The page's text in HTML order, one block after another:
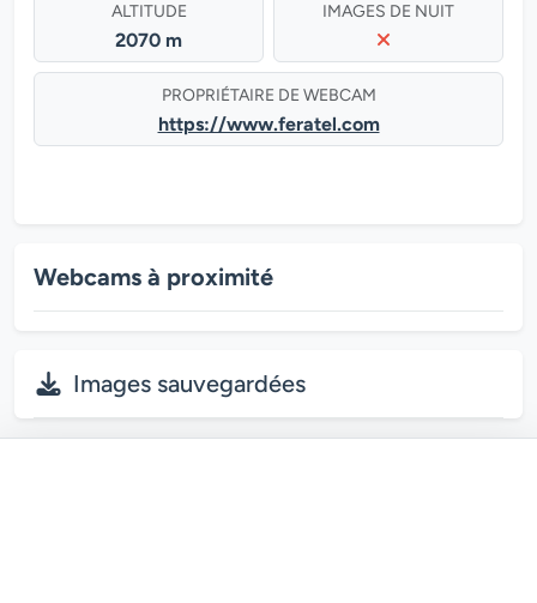
ALTITUDE
2070 m
IMAGES DE NUIT
PROPRIÉTAIRE DE WEBCAM
https://www.feratel.com
Webcams à proximité
Images sauvegardées